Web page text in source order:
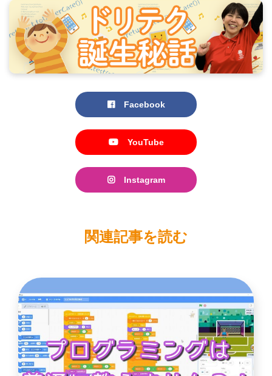
Facebook
YouTube
Instagram
関連記事を読む